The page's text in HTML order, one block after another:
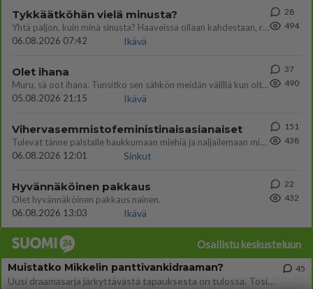
Tykkäätköhän vielä minusta?
Yhtä paljon, kuin minä sinusta? Haaveissa ollaan kahdestaan, rauhassa ja lähennytään fyysisesti ja tutustutaan syvemmin
06.08.2026 07:42
Ikävä
28
494
Olet ihana
Muru, sä oot ihana. Tunsitko sen sähkön meidän välillä kun oltiin ihan låhekkäin? 👩‍❤️‍👩❤️😼😘
05.08.2026 21:15
Ikävä
37
490
Vihervasemmistofeministinaisasianaiset
Tulevat tänne palstalle haukkumaan miehiä ja naljailemaan miehelle, kehuvat olevansa heitä parempia. Itse asuvat MIEHE
06.08.2026 12:01
Sinkut
151
438
Hyvännäköinen pakkaus
Olet hyvännäköinen pakkaus nainen.
06.08.2026 13:03
Ikävä
22
432
Osallistu keskusteluun
Muistatko Mikkelin panttivankidraaman?
Uusi draamasarja järkyttävästä tapauksesta on tulossa. Tositapahtumiin perustuva sarja ammentaa vuoden 1986 Mikkelin pan
45